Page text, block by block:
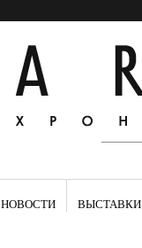
НОВОСТИ ВЫСТАВКИ